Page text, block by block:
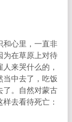
和心里，一直非
为在草原上对待
来哭什么的，
当中去了，吃饭
了。自然对蒙古
去看待死亡：